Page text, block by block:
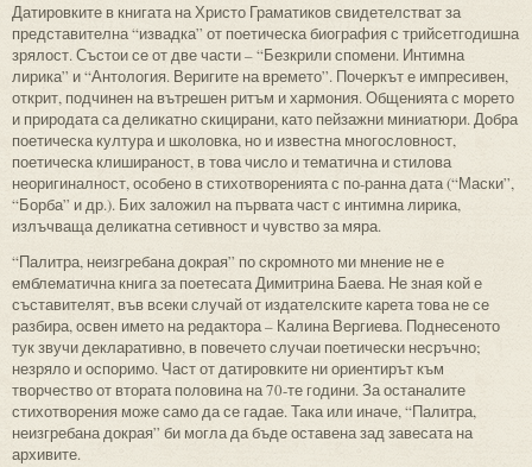
Датировките в книгата на Христо Граматиков свидетелстват за
представителна “извадка” от поетическа биография с трийсетгодишна
зрялост. Състои се от две части – “Безкрили спомени. Интимна
лирика” и “Антология. Веригите на времето”. Почеркът е импресивен,
открит, подчинен на вътрешен ритъм и хармония. Общенията с морето
и природата са деликатно скицирани, като пейзажни миниатюри. Добра
поетическа култура и школовка, но и известна многословност,
поетическа клишираност, в това число и тематична и стилова
неоригиналност, особено в стихотворенията с по-ранна дата (“Маски”,
“Борба” и др.). Бих заложил на първата част с интимна лирика,
излъчваща деликатна сетивност и чувство за мяра.
“Палитра, неизгребана докрая” по скромното ми мнение не е
емблематична книга за поетесата Димитрина Баева. Не зная кой е
съставителят, във всеки случай от издателските карета това не се
разбира, освен името на редактора – Калина Вергиева. Поднесеното
тук звучи декларативно, в повечето случаи поетически несръчно;
незряло и оспоримо. Част от датировките ни ориентирът към
творчество от втората половина на 70-те години. За останалите
стихотворения може само да се гадае. Така или иначе, “Палитра,
неизгребана докрая” би могла да бъде оставена зад завесата на
архивите.